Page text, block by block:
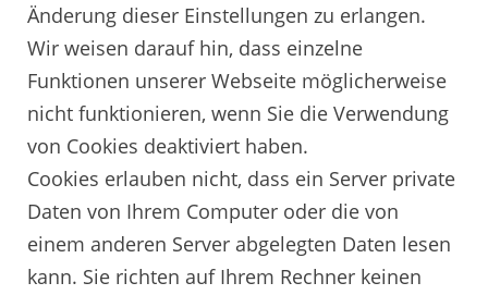
Änderung dieser Einstellungen zu erlangen.
Wir weisen darauf hin, dass einzelne
Funktionen unserer Webseite möglicherweise
nicht funktionieren, wenn Sie die Verwendung
von Cookies deaktiviert haben.
Cookies erlauben nicht, dass ein Server private
Daten von Ihrem Computer oder die von
einem anderen Server abgelegten Daten lesen
kann. Sie richten auf Ihrem Rechner keinen